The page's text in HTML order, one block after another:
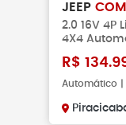
JEEP
2.0 16V 4P
4X4
R$
Automático |